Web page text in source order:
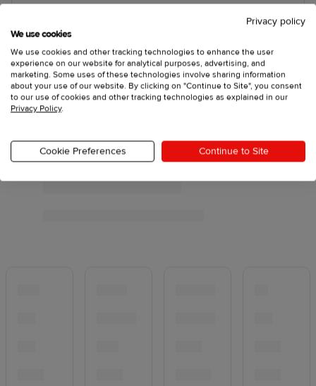
Privacy policy
We use cookies
We use cookies and other tracking technologies to enhance the user
experience on our website for analytical purposes, advertising, and
marketing. Some uses of these technologies involve sharing information
about your use of our website. By clicking on "Continue to Site", you consent
to our use of cookies and other tracking technologies as explained in our
Privacy Policy.
Cookie Preferences Continue to Site